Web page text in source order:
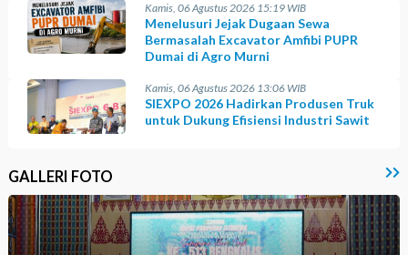
Kamis, 06 Agustus 2026 15:19 WIB
Menelusuri Jejak Dugaan Sewa
Bermasalah Excavator Amfibi PUPR
Dumai di Agro Murni
Kamis, 06 Agustus 2026 13:06 WIB
SIEXPO 2026 Hadirkan Produsen Truk
untuk Dukung Efisiensi Industri Sawit
GALLERI FOTO